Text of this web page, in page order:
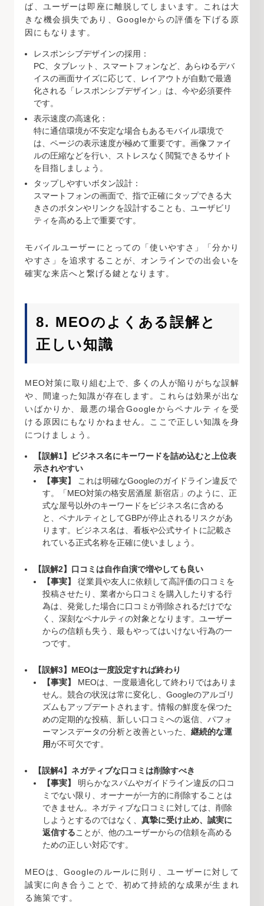
ば、ユーザーは即座に離脱してしまいます。これは大
きな機会損失であり、Googleからの評価を下げる原
因にもなります。
レスポンシブデザインの採用：
PC、タブレット、スマートフォンなど、あらゆるデバ
イスの画面サイズに応じて、レイアウトが自動で最適
化される「レスポンシブデザイン」は、今や必須要件
です。
表示速度の高速化：
特に通信環境が不安定な場合もあるモバイル環境で
は、ページの表示速度が極めて重要です。画像ファイ
ルの圧縮などを行い、ストレスなく閲覧できるサイト
を目指しましょう。
タップしやすいボタン設計：
スマートフォンの画面で、指で正確にタップできる大
きさのボタンやリンクを設計することも、ユーザビリ
ティを高める上で重要です。
モバイルユーザーにとっての「使いやすさ」「分かり
やすさ」を追求することが、オンラインでの出会いを
確実な来店へと繋げる鍵となります。
8. MEOのよくある誤解と
正しい知識
MEO対策に取り組む上で、多くの人が陥りがちな誤解
や、間違った知識が存在します。これらは効果が出な
いばかりか、最悪の場合Googleからペナルティを受
ける原因にもなりかねません。ここで正しい知識を身
につけましょう。
【誤解1】ビジネス名にキーワードを詰め込むと上位表
示されやすい
【事実】
これは明確なGoogleのガイドライン違反で
す。「MEO対策の格安居酒屋 新宿店」のように、正
式な屋号以外のキーワードをビジネス名に含める
と、ペナルティとしてGBPが停止されるリスクがあ
ります。ビジネス名は、看板や公式サイトに記載さ
れている正式名称を正確に使いましょう。
【誤解2】口コミは自作自演で増やしても良い
【事実】
従業員や友人に依頼して高評価の口コミを
投稿させたり、業者から口コミを購入したりする行
為は、発覚した場合に口コミが削除されるだけでな
く、深刻なペナルティの対象となります。ユーザー
からの信頼も失う、最もやってはいけない行為の一
つです。
【誤解3】MEOは一度設定すれば終わり
【事実】
MEOは、一度最適化して終わりではありま
せん。競合の状況は常に変化し、Googleのアルゴリ
ズムもアップデートされます。情報の鮮度を保つた
めの定期的な投稿、新しい口コミへの返信、パフォ
ーマンスデータの分析と改善といった、継続的な運
用が不可欠です。
【誤解4】ネガティブな口コミは削除すべき
【事実】
明らかなスパムやガイドライン違反の口コ
ミでない限り、オーナーが一方的に削除することは
できません。ネガティブな口コミに対しては、削除
しようとするのではなく、真摯に受け止め、誠実に
返信することが、他のユーザーからの信頼を高める
ための正しい対応です。
MEOは、Googleのルールに則り、ユーザーに対して
誠実に向き合うことで、初めて持続的な成果が生まれ
る施策です。